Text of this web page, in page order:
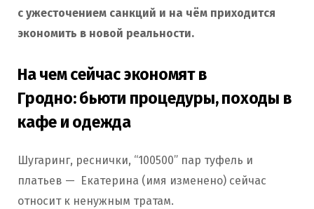
с ужесточением санкций и на чём приходится
экономить в новой реальности.
На чем сейчас экономят в
Гродно: бьюти процедуры, походы в
кафе и одежда
Шугаринг, реснички, “100500” пар туфель и
платьев — Екатерина (имя изменено) сейчас
относит к ненужным тратам.